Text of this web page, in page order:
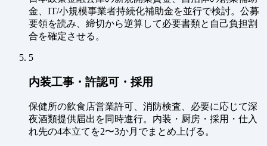
金、IT/小規模事業者持続化補助金を並行で検討。公募
要領を読み、締切から逆算して必要書類と自己負担割
合を確定させる。
5
内装工事・許認可・採用
保健所の飲食店営業許可、消防検査、必要に応じて深
夜酒類提供届出を同時進行。内装・厨房・採用・仕入
れ先の4本立てを2〜3か月でまとめ上げる。